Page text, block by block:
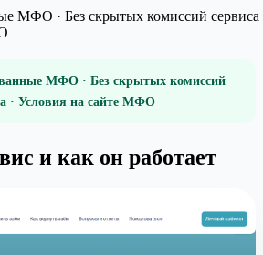
МФО · Без скрытых комиссий сервиса
МФО · Без скрытых комиссий
· Условия на сайте МФО
и как он работает